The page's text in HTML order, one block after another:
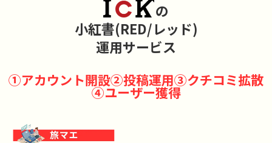
の
小紅書(RED/レッド)
運用サービス
①アカウント開設②投稿運用③クチコミ拡散
④ユーザー獲得